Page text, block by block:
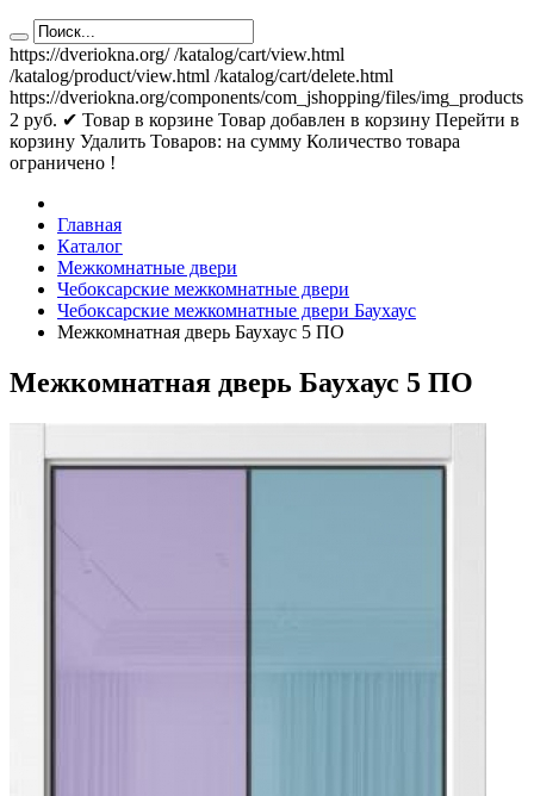
https://dveriokna.org/ /katalog/cart/view.html
/katalog/product/view.html /katalog/cart/delete.html
https://dveriokna.org/components/com_jshopping/files/img_products
2 руб. ✔ Товар в корзине Товар добавлен в корзину Перейти в
корзину Удалить Товаров: на сумму Количество товара
ограничено !
Главная
Каталог
Межкомнатные двери
Чебоксарские межкомнатные двери
Чебоксарские межкомнатные двери Баухаус
Межкомнатная дверь Баухаус 5 ПО
Межкомнатная дверь Баухаус 5 ПО